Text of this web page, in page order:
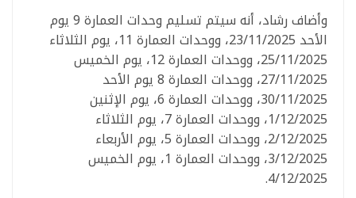
وأضاف رشاد، أنه سيتم تسليم وحدات العمارة 9 يوم
الأحد 23/11/2025، ووحدات العمارة 11، يوم الثلاثاء
25/11/2025، ووحدات العمارة 12، يوم الخميس
27/11/2025، ووحدات العمارة 8 يوم الأحد
30/11/2025، ووحدات العمارة 6، يوم الإثنين
1/12/2025، ووحدات العمارة 7، يوم الثلاثاء
2/12/2025، ووحدات العمارة 5، يوم الأربعاء
3/12/2025، ووحدات العمارة 1، يوم الخميس
4/12/2025.